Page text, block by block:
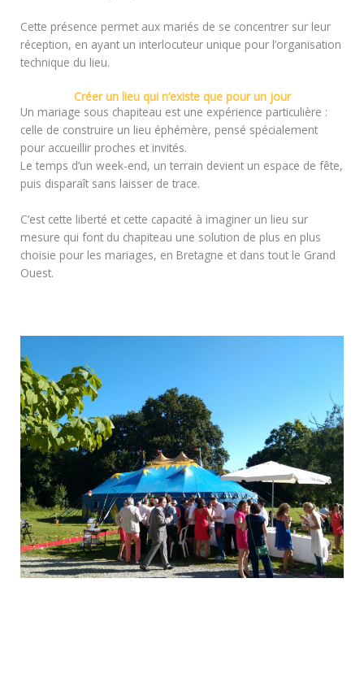
Cette présence permet aux mariés de se concentrer sur leur
réception, en ayant un interlocuteur unique pour l’organisation
technique du lieu.
Créer un lieu qui n’existe que pour un jour
Un mariage sous chapiteau est une expérience particulière :
celle de construire un lieu éphémère, pensé spécialement
pour accueillir proches et invités.
Le temps d’un week-end, un terrain devient un espace de fête,
puis disparaît sans laisser de trace.
C’est cette liberté et cette capacité à imaginer un lieu sur
mesure qui font du chapiteau une solution de plus en plus
choisie pour les mariages, en Bretagne et dans tout le Grand
Ouest.